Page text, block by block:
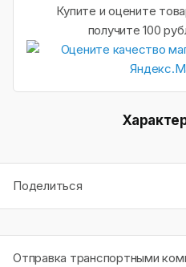
Купите и оцените
получите 100
Поделиться
Отправка транспортными